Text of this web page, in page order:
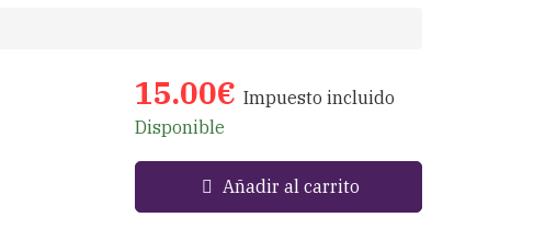
15.00€ Impuesto incluido
Disponible
Añadir al carrito